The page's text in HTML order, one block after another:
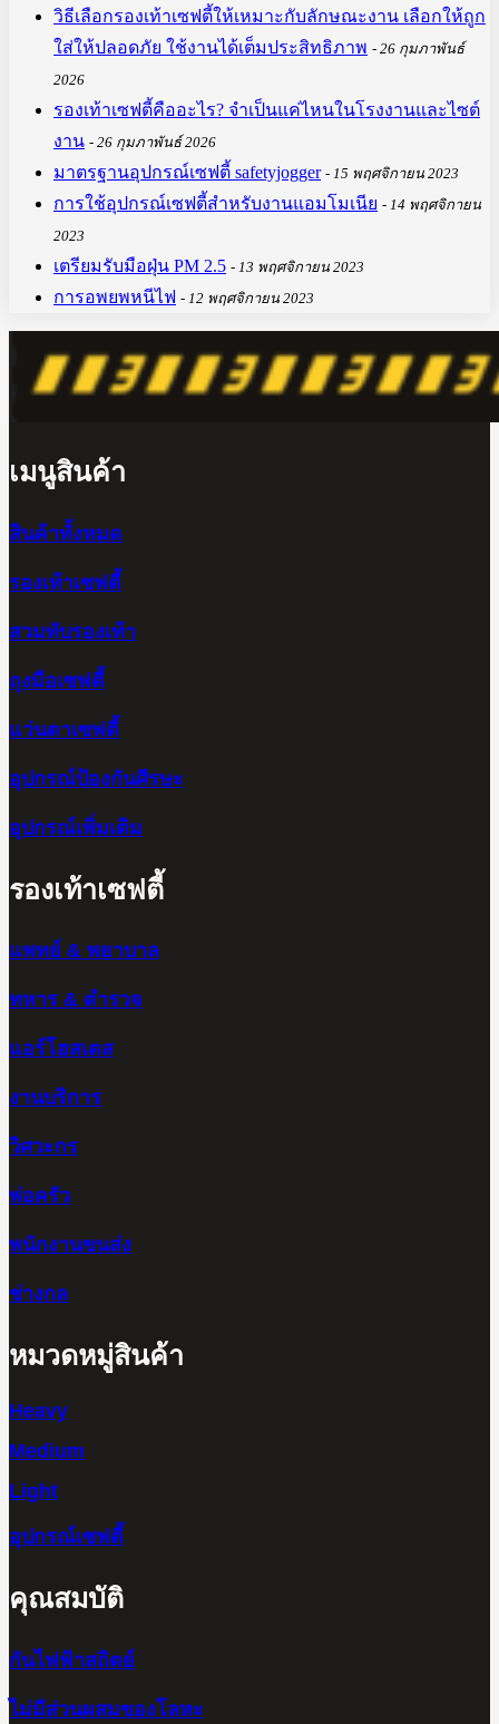
วิธีเลือกรองเท้าเซฟตี้ให้เหมาะกับลักษณะงาน เลือกให้ถูก
ใส่ให้ปลอดภัย ใช้งานได้เต็มประสิทธิภาพ
26 กุมภาพันธ์
2026
รองเท้าเซฟตี้คืออะไร? จำเป็นแค่ไหนในโรงงานและไซต์
งาน
26 กุมภาพันธ์ 2026
มาตรฐานอุปกรณ์เซฟตี้ safetyjogger 15 พฤศจิกายน 2023
การใช้อุปกรณ์เซฟตี้สำหรับงานแอมโมเนีย
14 พฤศจิกายน
2023
เตรียมรับมือฝุ่น PM 2.5 13 พฤศจิกายน 2023
การอพยพหนีไฟ 12 พฤศจิกายน 2023
เมนูสินค้า
สินค้าทั้งหมด
รองเท้าเซฟตี้
สวมทับรองเท้า
ถุงมือเซฟตี้
แว่นตาเซฟตี้
อุปกรณ์ป้องกันศีรษะ
อุปกรณ์เพิ่มเติม
รองเท้าเซฟตี้
แพทย์ & พยาบาล
ทหาร & ตำรวจ
แอร์โฮสเตส
งานบริการ
วิศวะกร
พ่อครัว
พนักงานขนส่ง
ช่างกล
หมวดหมู่สินค้า
Heavy
Medium
Light
อุปกรณ์เซฟตี้
คุณสมบัติ
กันไฟฟ้าสถิตย์
ไม่มีส่วนผสมของโลหะ